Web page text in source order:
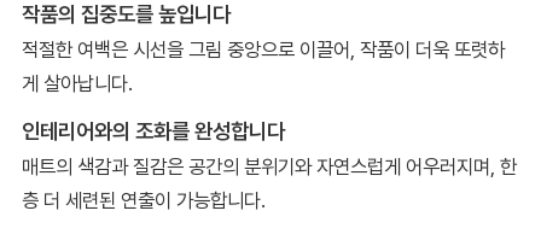
작품의 집중도를 높입니다
적절한 여백은 시선을 그림 중앙으로 이끌어, 작품이 더욱 또렷하
게 살아납니다.
인테리어와의 조화를 완성합니다
매트의 색감과 질감은 공간의 분위기와 자연스럽게 어우러지며, 한
층 더 세련된 연출이 가능합니다.